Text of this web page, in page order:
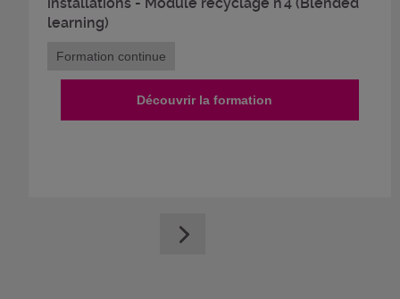
learning)
Formation continue
Découvrir la formation